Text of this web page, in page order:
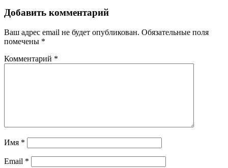
Добавить комментарий
Ваш адрес email не будет опубликован. Обязательные поля
помечены *
Комментарий *
Имя *
Email *